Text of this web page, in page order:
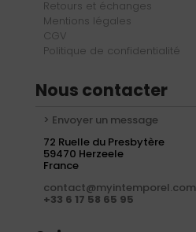
Retours et échanges
Mentions légales
CGV
Politique de confidentialité
Nous contacter
> Envoyer un message
72 Ruelle du Presbytère
59470 Herzeele
France
contact@myintemporel.com
+33 6 17 58 65 95